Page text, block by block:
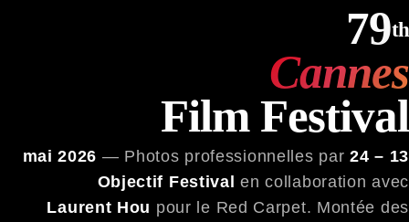
79th
Cannes
Film Festival
13 – 24 mai 2026
— Photos professionnelles par
Objectif Festival en collaboration avec
Laurent Hou pour le Red Carpet. Montée des